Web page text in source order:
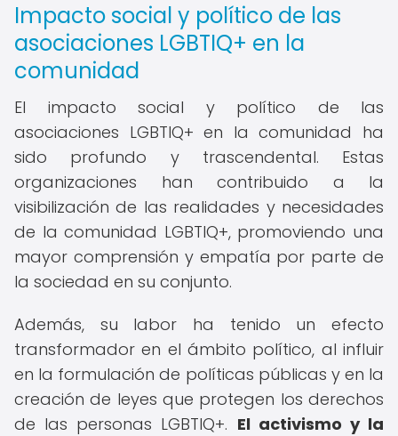
Impacto social y político de las
asociaciones LGBTIQ+ en la
comunidad
El impacto social y político de las
asociaciones LGBTIQ+ en la comunidad ha
sido profundo y trascendental. Estas
organizaciones han contribuido a la
visibilización de las realidades y necesidades
de la comunidad LGBTIQ+, promoviendo una
mayor comprensión y empatía por parte de
la sociedad en su conjunto.
Además, su labor ha tenido un efecto
transformador en el ámbito político, al influir
en la formulación de políticas públicas y en la
creación de leyes que protegen los derechos
de las personas LGBTIQ+. El activismo y la